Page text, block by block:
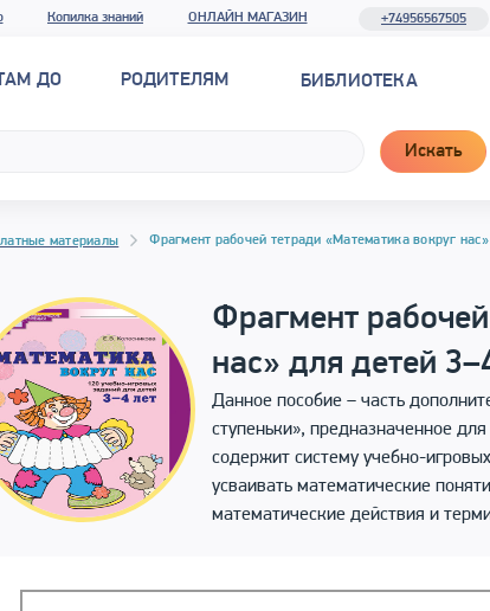
Копилка знаний ОНЛАЙН МАГАЗИН +74956567505
ДО РОДИТЕЛЯМ БИБЛИОТЕКА
Искать
материалы Фрагмент рабочей тетради «Математика вокруг
Фрагмент
нас» для детей
Данное пособие – часть
ступеньки», предназначенное
содержит систему учебно-
усваивать математические
математические действия и